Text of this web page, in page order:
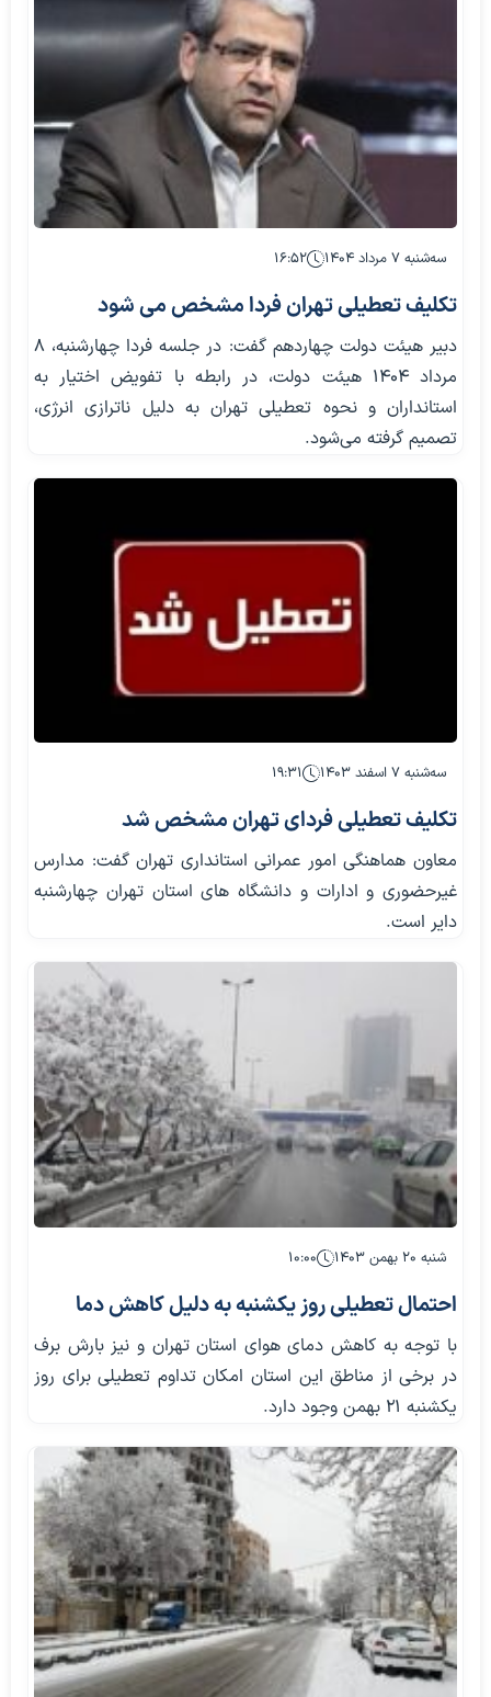
سه‌شنبه ۷ مرداد ۱۴۰۴ ۱۶:۵۲
تکلیف تعطیلی تهران فردا مشخص می شود
دبیر هیئت دولت چهاردهم گفت: در جلسه فردا چهارشنبه، ۸
مرداد ۱۴۰۴ هیئت دولت، در رابطه با تفویض اختیار به
استانداران و نحوه تعطیلی تهران به دلیل ناترازی انرژی،
تصمیم گرفته می‌شود.
سه‌شنبه ۷ اسفند ۱۴۰۳ ۱۹:۳۱
تکلیف تعطیلی فردای تهران مشخص شد
معاون هماهنگی امور عمرانی استانداری تهران گفت: مدارس
غیرحضوری و ادارات و دانشگاه های استان تهران چهارشنبه
دایر است.
شنبه ۲۰ بهمن ۱۴۰۳ ۱۰:۰۰
احتمال تعطیلی روز یکشنبه به دلیل کاهش دما
با توجه به کاهش دمای هوای استان تهران و نیز بارش برف
در برخی از مناطق این استان امکان تداوم تعطیلی برای روز
یکشنبه ۲۱ بهمن وجود دارد.